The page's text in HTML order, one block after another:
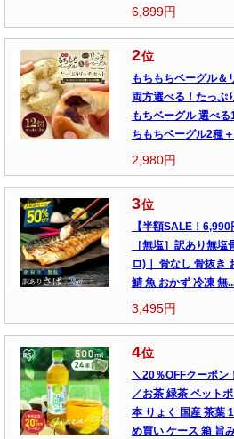
6,899円
2位
もちもちベーグル＆
両方選べる！たっぷ
もちベーグル 選べ
ちもちベーグル2種
2,980円
3位
【半額SALE！
［無塩］訳あり無塩
ロ)｜ 骨なし 骨抜き
鯖 魚 おかず 冷凍 無
3,495円
4位
＼20％OFFクーポン
／お茶 緑茶 ペット
本 りょく 国産 茶葉
め買い ケース 箱 旨